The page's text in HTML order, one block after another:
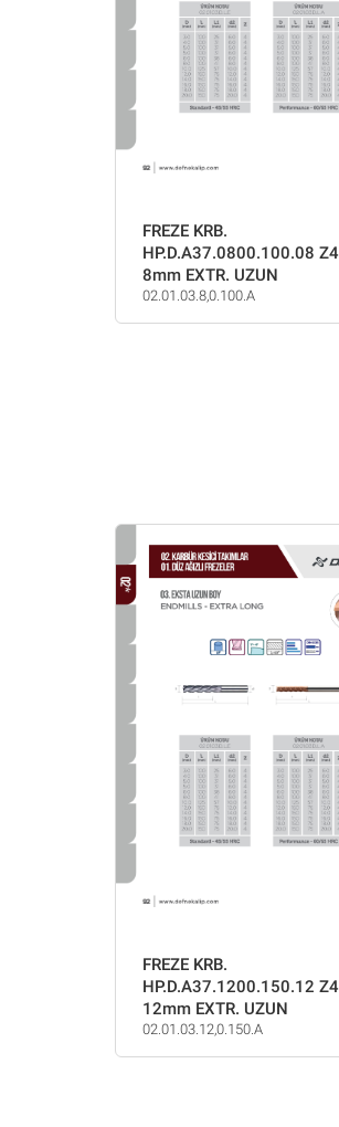
FREZE KRB.
HP.D.A37.0800.100.08 Z4
8mm EXTR. UZUN
02.01.03.8,0.100.A
FREZE KRB.
HP.D.A37.1200.150.12 Z4
12mm EXTR. UZUN
02.01.03.12,0.150.A